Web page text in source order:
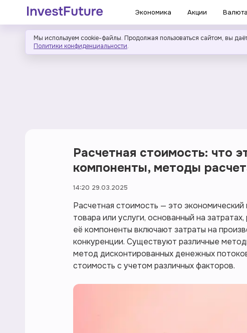
Экономика Акции Валюта
Мы используем cookie-файлы. Продолжая пользоваться сайтом, вы
Политики конфиденциальности.
Расчетная стоимость: что
компоненты, методы
14:20 29.03.2025
Расчетная стоимость — это
товара или услуги, основанный на
её компоненты включают затраты на
конкуренции. Существуют различные
метод дисконтированных денежных
стоимость с учетом различных факторов.